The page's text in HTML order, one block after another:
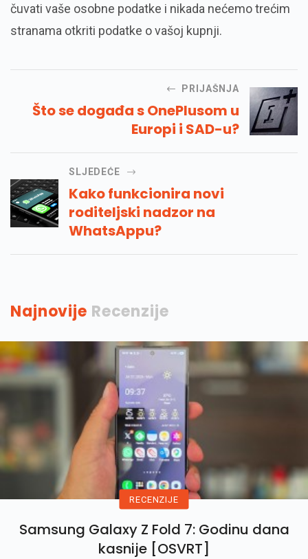
čuvati vaše osobne podatke i nikada nećemo trećim
stranama otkriti podatke o vašoj kupnji.
PRIJAŠNJA
Što se događa s OnePlusom u
Europi i SAD-u?
SLJEDEĆE
Kako funkcionira novi
roditeljski nadzor na
WhatsAppu?
Najnovije Recenzije
RECENZIJE
Samsung Galaxy Z Fold 7: Godinu dana
kasnije [OSVRT]